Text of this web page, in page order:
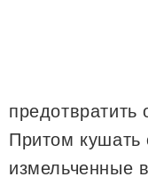
предотвратить
Притом кушать
измельченные